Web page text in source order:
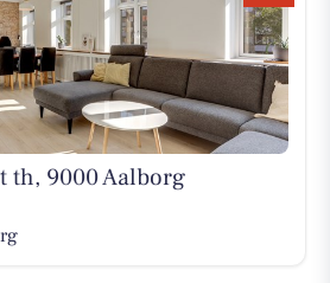
th, 9000 Aalborg